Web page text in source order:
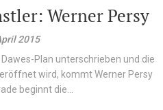
Werner Persy
2015
Plan unterschrieben und die
wird, kommt Werner Persy
beginnt die...